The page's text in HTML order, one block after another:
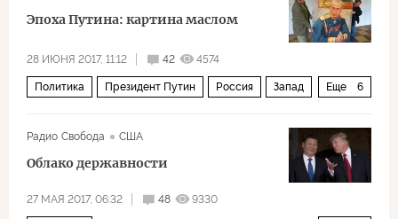
Эпоха Путина: картина маслом
28 ИЮНЯ 2017, 11:12 42 4574
Еще 6
Политика Президент Путин Россия Запад
Радио Свобода США
Облако державности
27 МАЯ 2017, 06:32 48 9330